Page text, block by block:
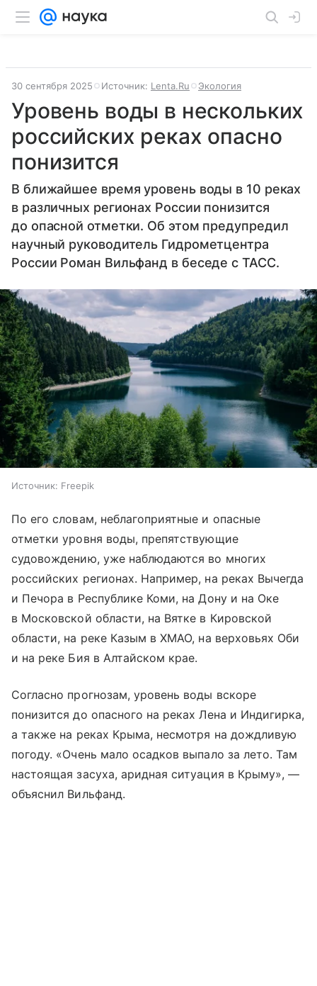
30 сентября 2025 Источник: Lenta.Ru Экология
Уровень воды в нескольких
российских реках опасно
понизится
В ближайшее время уровень воды в 10 реках
в различных регионах России понизится
до опасной отметки. Об этом предупредил
научный руководитель Гидрометцентра
России Роман Вильфанд в беседе с ТАСС.
Источник: Freepik
По его словам, неблагоприятные и опасные
отметки уровня воды, препятствующие
судовождению, уже наблюдаются во многих
российских регионах. Например, на реках Вычегда
и Печора в Республике Коми, на Дону и на Оке
в Московской области, на Вятке в Кировской
области, на реке Казым в ХМАО, на верховьях Оби
и на реке Бия в Алтайском крае.
Согласно прогнозам, уровень воды вскоре
понизится до опасного на реках Лена и Индигирка,
а также на реках Крыма, несмотря на дождливую
погоду. «Очень мало осадков выпало за лето. Там
настоящая засуха, аридная ситуация в Крыму», —
объяснил Вильфанд.